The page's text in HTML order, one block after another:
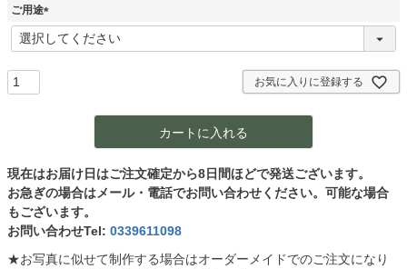
ご用途
(
必
お気に入りに登録する
カートに入れる
現在はお届け日はご注文確定から8日間ほどで発送ございます。
お急ぎの場合はメール・電話でお問い合わせください。可能な場合
もございます。
お問い合わせTel: 0339611098
★お写真に似せて制作する場合はオーダーメイドでのご注文になり